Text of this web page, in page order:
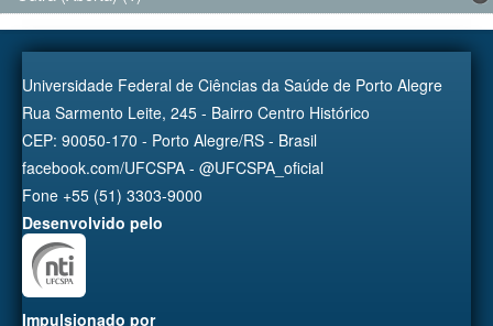
Universidade Federal de Ciências da Saúde de Porto Alegre
Rua Sarmento Leite, 245 - Bairro Centro Histórico
CEP: 90050-170 - Porto Alegre/RS - Brasil
facebook.com/UFCSPA - @UFCSPA_oficial
Fone +55 (51) 3303-9000
Desenvolvido pelo
Impulsionado por